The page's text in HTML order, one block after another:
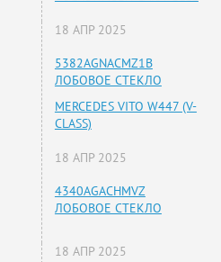
18 АПР 2025
5382AGNACMZ1B
ЛОБОВОЕ СТЕКЛО
MERCEDES VITO W447 (V-
CLASS)
18 АПР 2025
4340AGACHMVZ
ЛОБОВОЕ СТЕКЛО
18 АПР 2025